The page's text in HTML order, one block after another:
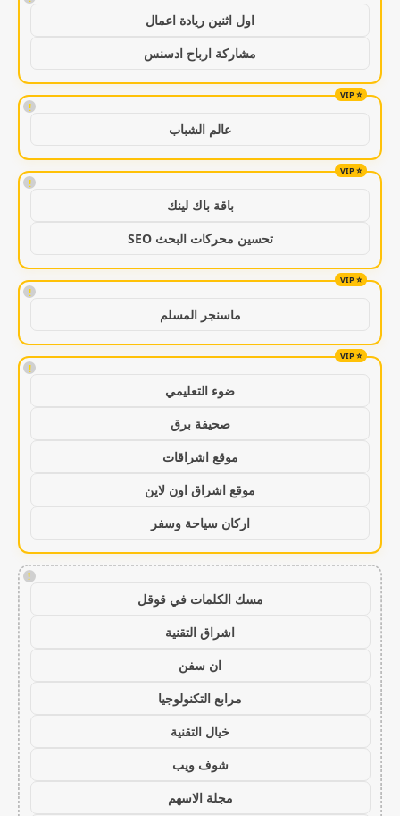
اول اثنين ريادة اعمال
مشاركة ارباح ادسنس
!
عالم الشباب
!
باقة باك لينك
تحسين محركات البحث SEO
!
ماسنجر المسلم
!
ضوء التعليمي
صحيفة برق
موقع اشراقات
موقع اشراق اون لاين
اركان سياحة وسفر
!
مسك الكلمات في قوقل
اشراق التقنية
ان سفن
مرابع التكنولوجيا
خيال التقنية
شوف ويب
مجلة الاسهم